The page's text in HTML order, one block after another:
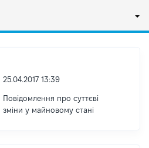
25.04.2017 13:39
Повідомлення про суттєві
зміни y майновому стані